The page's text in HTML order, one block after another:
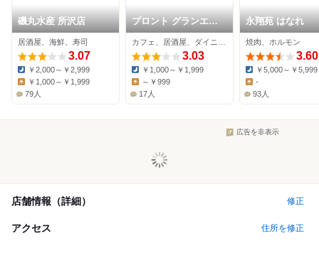
磯丸水産 所沢店
居酒屋、海鮮、寿司
3.07
Dinner:
￥2,000～￥2,999
Lunch:
￥1,000～￥1,999
79人
プロント グランエミ
オ所沢店
3.03
Dinner:
￥1,000～￥1,999
Lunch:
～￥999
17人
永翔苑 はなれ
焼肉、ホルモン
3.60
Dinner:
￥5,000～￥5,999
Lunch:
-
93人
広告を非表示
店舗情報（詳細） 修正
アクセス 住所を修正